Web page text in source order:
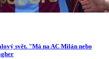
svět. "Má na AC Milán nebo